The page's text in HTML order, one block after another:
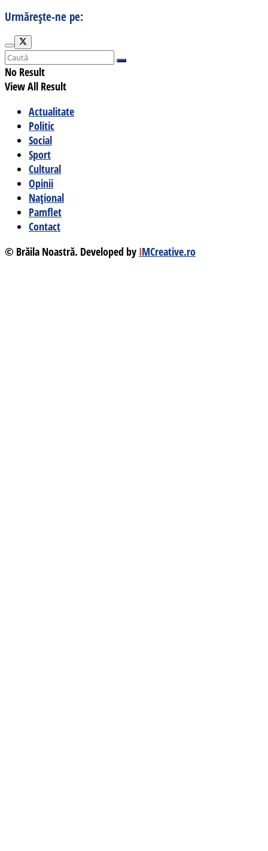
Urmărește-ne pe:
No Result
View All Result
Actualitate
Politic
Social
Sport
Cultural
Opinii
Național
Pamflet
Contact
© Brăila Noastră. Developed by IMCreative.ro